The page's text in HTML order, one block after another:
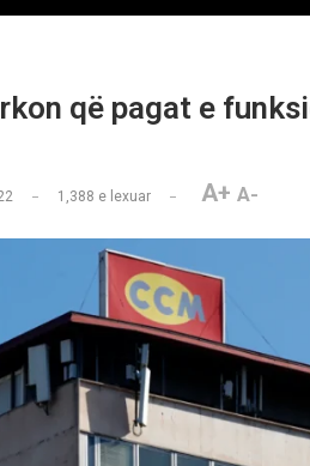
që pagat e
1,388 e lexuar A+ A-